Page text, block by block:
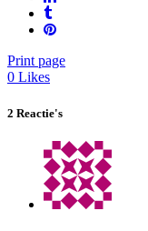
Print page
0 Likes
2 Reactie's